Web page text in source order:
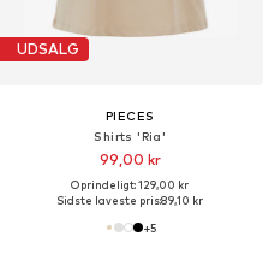
UDSALG
PIECES
Shirts 'Ria'
99,00 kr
Oprindeligt: 129,00 kr
Sidste laveste pris:89,10 kr
+5